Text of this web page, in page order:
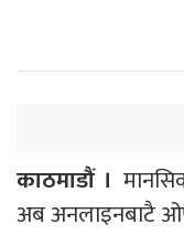
काठमाडौं ।
अब अनलाइनबाटै